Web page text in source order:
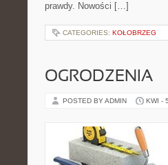
prawdy. Nowości […]
CATEGORIES: KOŁOBRZEG
OGRODZENIA
POSTED BY ADMIN KWI -